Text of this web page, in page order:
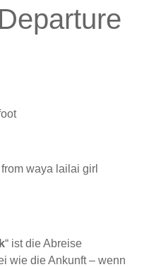
“ ist die Abreise
wie die Ankunft – wenn